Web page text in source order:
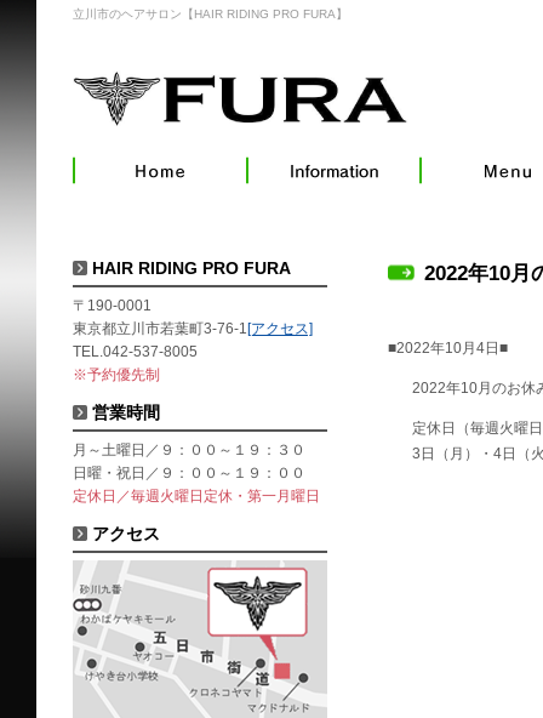
立川市のヘアサロン【HAIR RIDING PRO FURA】
2022年10月
■2022年10月4日■
2022年10月のお休
定休日（毎週火曜
3日（月）・4日（
HAIR RIDING PRO FURA
〒190-0001
東京都立川市若葉町3-76-1 [アクセス]
TEL.042-537-8005
※予約優先制
営業時間
月～土曜日／９：００～１９：３０
日曜・祝日／９：００～１９：００
定休日／毎週火曜日定休・第一月曜日
アクセス